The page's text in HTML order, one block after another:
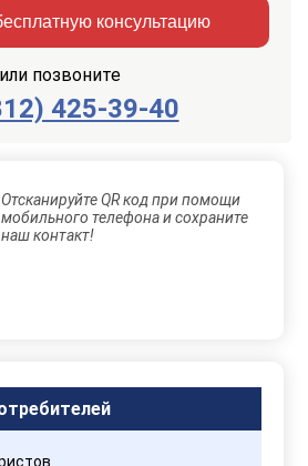
консультацию
или позвоните
425-39-40
Отсканируйте QR код при помощи
мобильного телефона и сохраните
наш контакт!